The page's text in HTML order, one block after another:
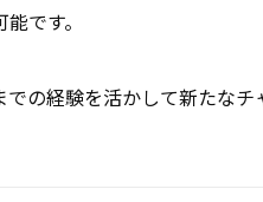
です。
の経験を活かして新たなチ